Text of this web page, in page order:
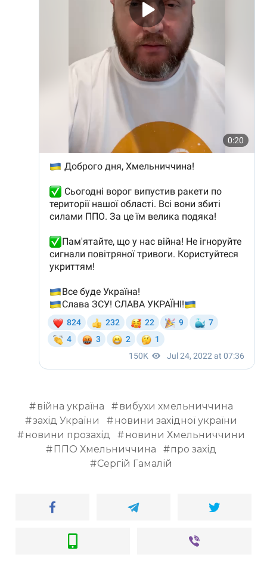
війна україна
вибухи хмельниччина
захід України
новини західної україни
новини прозахід
новини Хмельниччини
ППО Хмельниччина
про захід
Сергій Гамалій